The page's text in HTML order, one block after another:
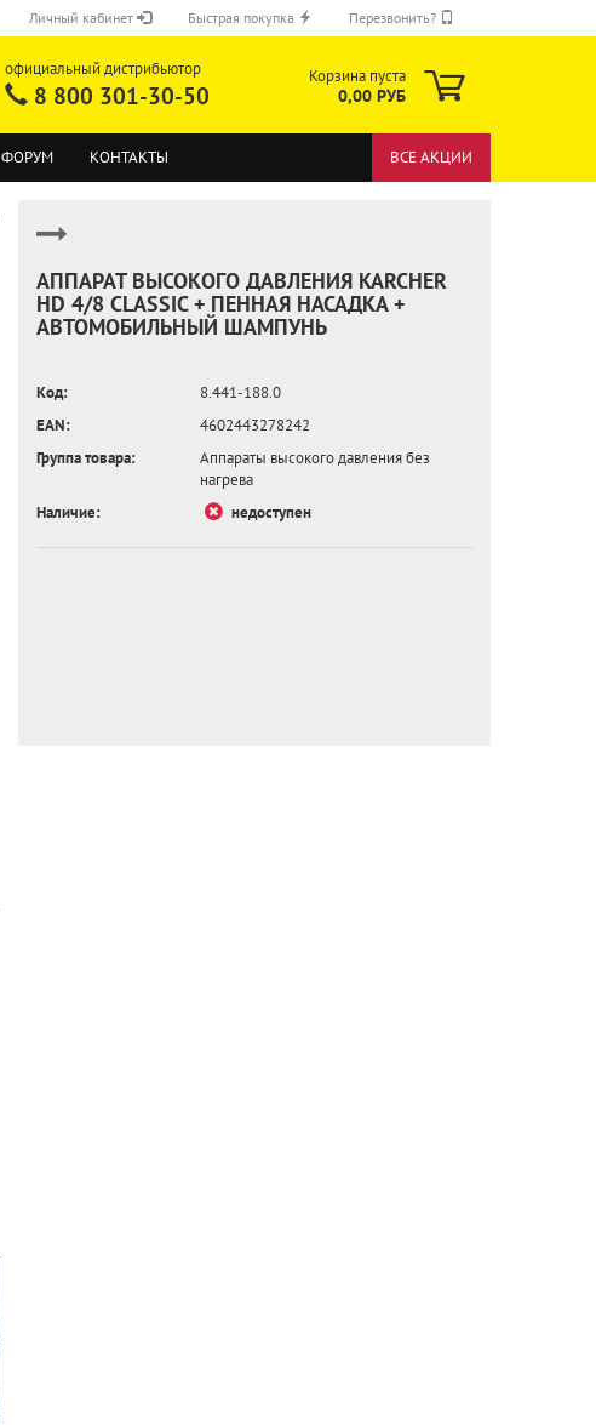
Личный кабинет Быстрая покупка Перезвонить?
официальный дистрибьютор
8 800 301-30-50
Корзина пуста
0,00 РУБ
ФОРУМ КОНТАКТЫ ВСЕ АКЦИИ
АППАРАТ ВЫСОКОГО ДАВЛЕНИЯ KARCHER
HD 4/8 CLASSIC + ПЕННАЯ НАСАДКА +
АВТОМОБИЛЬНЫЙ ШАМПУНЬ
Код:
8.441-188.0
EAN:
4602443278242
Группа товара:
Аппараты высокого давления без
нагрева
Наличие:
недоступен